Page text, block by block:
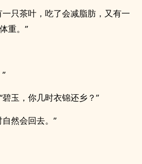
一只茶叶，吃了会减脂肪，又有一
重。”
玉，你几时衣锦还乡？”
然会回去。”